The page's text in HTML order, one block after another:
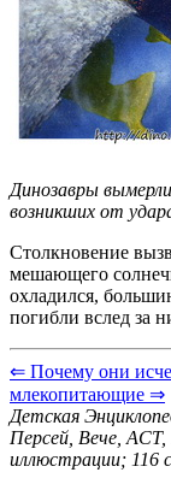
Динозавры
возникших от
Столкновение
мешающего
охладился,
погибли вслед за
⇐ Почему они
млекопитающие ⇒
Детская
Персей, Вече,
иллюстрации; 116